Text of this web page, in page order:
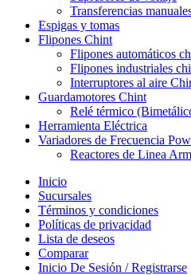
Transferencias
Espigas y tomas
Flipones Chint
Flipones automáticos
Flipones industriales
Interruptores al aire
Guardamotores Chint
Relé térmico
Herramienta Eléctrica
Variadores de Frecuencia
Reactores de Linea
Inicio
Sucursales
Términos y condiciones
Políticas de privacidad
Lista de deseos
Comparar
Inicio De Sesión / Registrarse